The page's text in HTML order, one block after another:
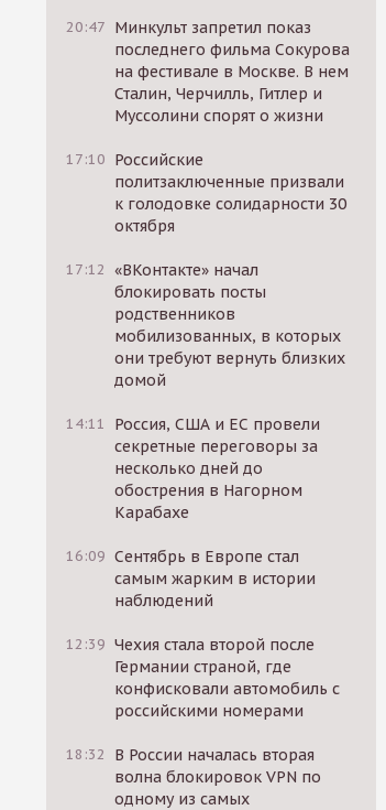
20:47 Минкульт запретил показ
последнего фильма Сокурова
на фестивале в Москве. В нем
Сталин, Черчилль, Гитлер и
Муссолини спорят о жизни
17:10 Российские
политзаключенные призвали
к голодовке солидарности 30
октября
17:12 «ВКонтакте» начал
блокировать посты
родственников
мобилизованных, в которых
они требуют вернуть близких
домой
14:11
Россия, США и ЕС провели
секретные переговоры за
несколько дней до
обострения в Нагорном
Карабахе
16:09 Сентябрь в Европе стал
самым жарким в истории
наблюдений
12:39 Чехия стала второй после
Германии страной, где
конфисковали автомобиль с
российскими номерами
18:32
В России началась вторая
волна блокировок VPN по
одному из самых